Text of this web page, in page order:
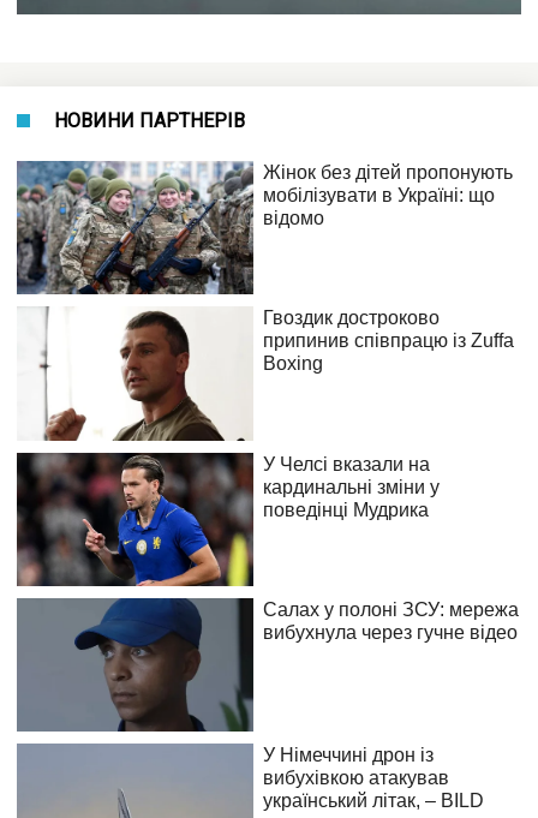
НОВИНИ ПАРТНЕРІВ